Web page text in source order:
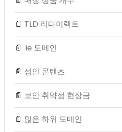
📄 TLD 리다이렉트
📄 .ie 도메인
📄 성인 콘텐츠
📄 보안 취약점 현상금
📄 많은 하위 도메인